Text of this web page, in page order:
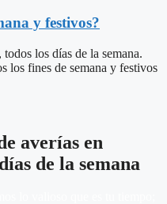
y festivos?
los días de la semana.
los fines de semana y festivos
averías en
de la semana